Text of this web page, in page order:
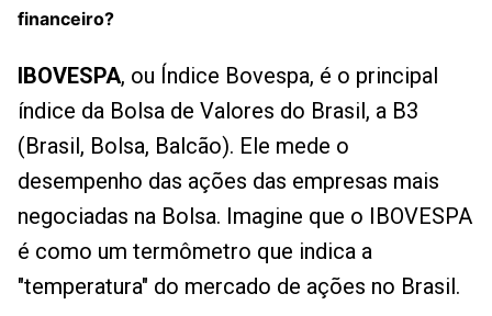
financeiro?
IBOVESPA, ou Índice Bovespa, é o principal
índice da Bolsa de Valores do Brasil, a B3
(Brasil, Bolsa, Balcão). Ele mede o
desempenho das ações das empresas mais
negociadas na Bolsa. Imagine que o IBOVESPA
é como um termômetro que indica a
"temperatura" do mercado de ações no Brasil.